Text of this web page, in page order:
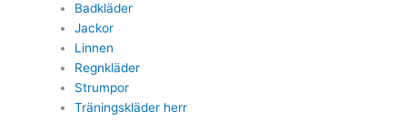
Badkläder
Jackor
Linnen
Regnkläder
Strumpor
Träningskläder herr